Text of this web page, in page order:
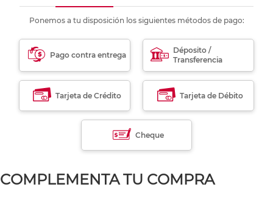
Ponemos a tu disposición los siguientes métodos de pago:
Pago contra entrega
Déposito /
Transferencia
Tarjeta de Crédito Tarjeta de Débito
Cheque
COMPLEMENTA TU COMPRA